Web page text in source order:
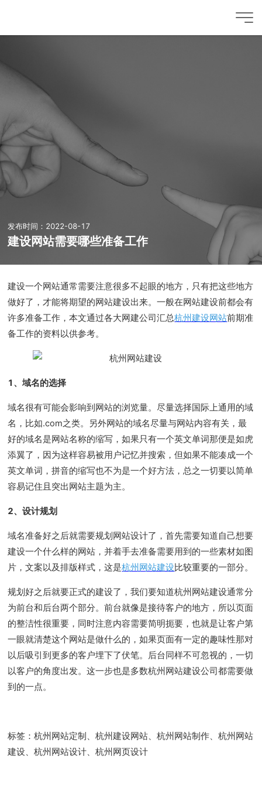
发布时间：2022-08-17
建设网站需要哪些准备工作
建设一个网站通常需要注意很多不起眼的地方，只有把这些地方
做好了，才能将期望的网站建设出来。一般在网站建设前都会有
许多准备工作，本文通过各大网建公司汇总杭州建设网站前期准
备工作的资料以供参考。
1、域名的选择
域名很有可能会影响到网站的浏览量。尽量选择国际上通用的域
名，比如.com之类。另外网站的域名尽量与网站内容有关，最
好的域名是网站名称的缩写，如果只有一个英文单词那便是如虎
添翼了，因为这样容易被用户记忆并搜索，但如果不能凑成一个
英文单词，拼音的缩写也不为是一个好方法，总之一切要以简单
容易记住且突出网站主题为主。
2、设计规划
域名准备好之后就需要规划网站设计了，首先需要知道自己想要
建设一个什么样的网站，并着手去准备需要用到的一些素材如图
片，文案以及排版样式，这是杭州网站建设比较重要的一部分。
规划好之后就要正式的建设了，我们要知道杭州网站建设通常分
为前台和后台两个部分。前台就像是接待客户的地方，所以页面
的整洁性很重要，同时注意内容需要简明扼要，也就是让客户第
一眼就清楚这个网站是做什么的，如果页面有一定的趣味性那对
以后吸引到更多的客户埋下了伏笔。后台同样不可忽视的，一切
以客户的角度出发。这一步也是多数杭州网站建设公司都需要做
到的一点。
标签：杭州网站定制、杭州建设网站、杭州网站制作、杭州网站
建设、杭州网站设计、杭州网页设计